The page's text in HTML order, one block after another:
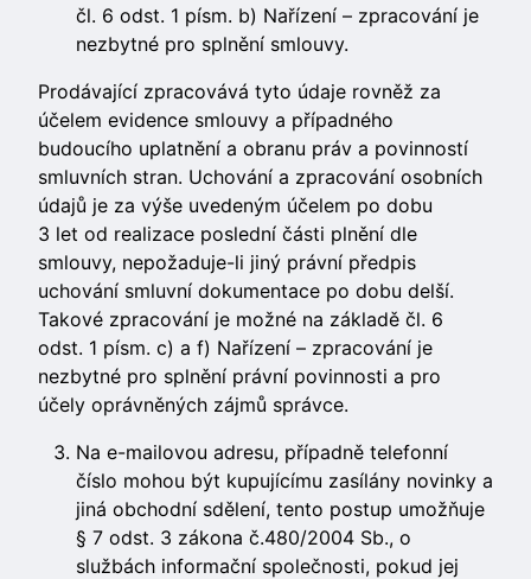
čl. 6 odst. 1 písm. b) Nařízení – zpracování je
nezbytné pro splnění smlouvy.
Prodávající zpracovává tyto údaje rovněž za
účelem evidence smlouvy a případného
budoucího uplatnění a obranu práv a povinností
smluvních stran. Uchování a zpracování osobních
údajů je za výše uvedeným účelem po dobu
3 let od realizace poslední části plnění dle
smlouvy, nepožaduje-li jiný právní předpis
uchování smluvní dokumentace po dobu delší.
Takové zpracování je možné na základě čl. 6
odst. 1 písm. c) a f) Nařízení – zpracování je
nezbytné pro splnění právní povinnosti a pro
účely oprávněných zájmů správce.
Na e-mailovou adresu, případně telefonní
číslo mohou být kupujícímu zasílány novinky a
jiná obchodní sdělení, tento postup umožňuje
§ 7 odst. 3 zákona č.480/2004 Sb., o
službách informační společnosti, pokud jej